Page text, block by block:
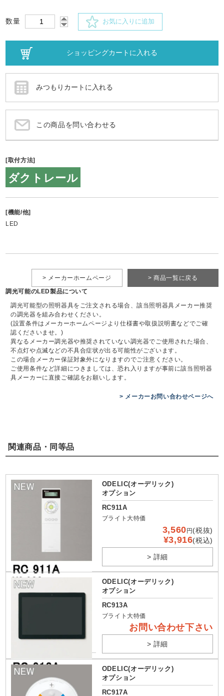
数量 お気に入りに追加
この商品を問い合わせる
[取付方法]
ダクトレール
[機能/他]
LED
> 商品一覧に戻る
> メーカーホームページ
調光可能のLED製品について
調光可能型の照明器具をご注文される場合、該当照明器具メーカー推奨
の調光器を組み合わせください。
(設置条件はメーカーホームページより仕様書や取扱説明書などでご確
認くださいませ。)
異なるメーカー調光器や推奨されていない調光器でご使用された場合、
不点灯や点滅などの不具合症状が出る可能性がございます。
この場合メーカー保証対象外になりますのでご注意ください。
ご使用条件など詳細につきましては、恐れ入りますが事前に該当照明器
具メーカーに直接ご確認をお願いします。
> メーカーお問い合わせページへ
関連商品・同等品
ODELIC(オーデリック)
オプション
RC911A
ブライト大特価
3,560 円 (税抜)
¥3,916(税込)
> 詳細
ODELIC(オーデリック)
オプション
RC913A
ブライト大特価
お問い合わせ下さい
> 詳細
ODELIC(オーデリック)
オプション
RC917A